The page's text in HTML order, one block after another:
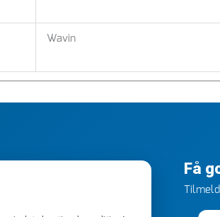
Wavin
Få